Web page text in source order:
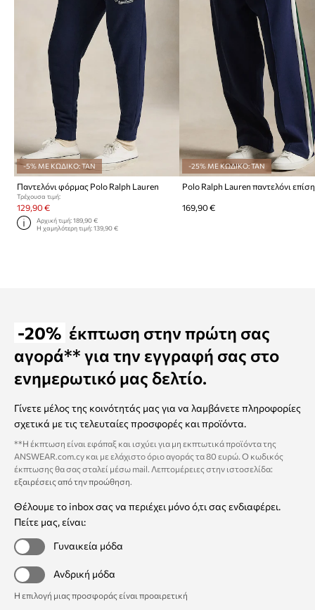
-5% ΜΕ ΚΩΔΙΚΟ: TAN
Παντελόνι φόρμας Polo Ralph Lauren
Τρέχουσα τιμή:
129,90 €
Αρχική τιμή:189,90 €
Η χαμηλότερη τιμή:139,90 €
-25% ΜΕ ΚΩΔΙΚΟ: TAN
169,90 €
-20% έκπτωση στην πρώτη σας
αγορά** για την εγγραφή σας στο
ενημερωτικό μας δελτίο.
Γίνετε μέλος της κοινότητάς μας για να λαμβάνετε πληροφορίες
σχετικά με τις τελευταίες προσφορές και προϊόντα.
**Η έκπτωση είναι εφάπαξ και ισχύει για μη εκπτωτικά προϊόντα της
ANSWEAR.com.cy και με ελάχιστο όριο αγοράς τα 80 ευρώ. Ο κωδικός
έκπτωσης θα σας σταλεί μέσω mail. Λεπτομέρειες στην ιστοσελίδα:
εξαιρέσεις από την προώθηση.
Θέλουμε το inbox σας να περιέχει μόνο ό,τι σας ενδιαφέρει.
Πείτε μας, είναι:
Γυναικεία μόδα
Ανδρική μόδα
Η επιλογή μιας προσφοράς είναι προαιρετική